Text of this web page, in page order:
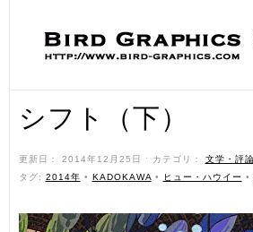
シフト（下）
更新日： 2014年12月25日 ˑ カテゴリ： 文学・評論
タグ: 2014年 • KADOKAWA • ヒュー・ハウイー •